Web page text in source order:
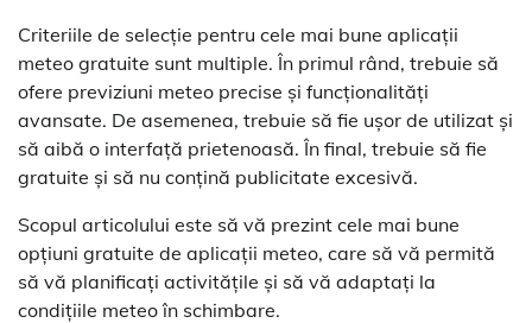
Criteriile de selecție pentru cele mai bune aplicații
meteo gratuite sunt multiple. În primul rând, trebuie să
ofere previziuni meteo precise și funcționalități
avansate. De asemenea, trebuie să fie ușor de utilizat și
să aibă o interfață prietenoasă. În final, trebuie să fie
gratuite și să nu conțină publicitate excesivă.
Scopul articolului este să vă prezint cele mai bune
opțiuni gratuite de aplicații meteo, care să vă permită
să vă planificați activitățile și să vă adaptați la
condițiile meteo în schimbare.